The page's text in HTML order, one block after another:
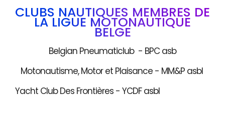
CLUBS NAUTIQUES MEMBRES DE
LA LIGUE MOTONAUTIQUE
BELGE
Belgian Pneumaticlub - BPC asb
Motonautisme, Motor et Plaisance - MM&P asbl
Yacht Club Des Frontières - YCDF asbl